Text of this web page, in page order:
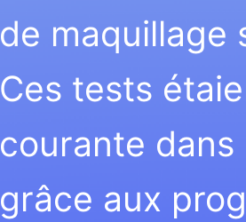
de maquillage
Ces tests
courante dans
grâce aux